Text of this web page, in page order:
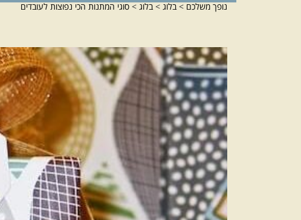
נופך משלכם>בלוג>בלוג>סוגי המתנות הכי נפוצות לעובדים